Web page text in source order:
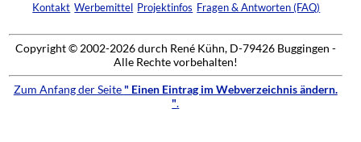
Kontakt Werbemittel Projektinfos Fragen & Antworten (FAQ)
Copyright © 2002-2026 durch René Kühn, D-79426 Buggingen -
Alle Rechte vorbehalten!
Zum Anfang der Seite " Einen Eintrag im Webverzeichnis ändern.
".